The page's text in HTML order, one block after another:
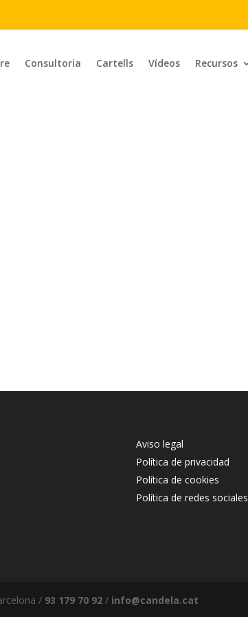
Consultoria Cartells Vídeos Recursos
Aviso legal
Política de privacidad
Política de cookies
Política de redes sociales
/ 93 179 70 92 / info@candela.cat